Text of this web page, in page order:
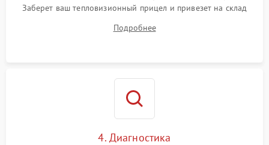
Заберет ваш тепловизионный прицел и привезет на склад
Подробнее
4. Диагностика